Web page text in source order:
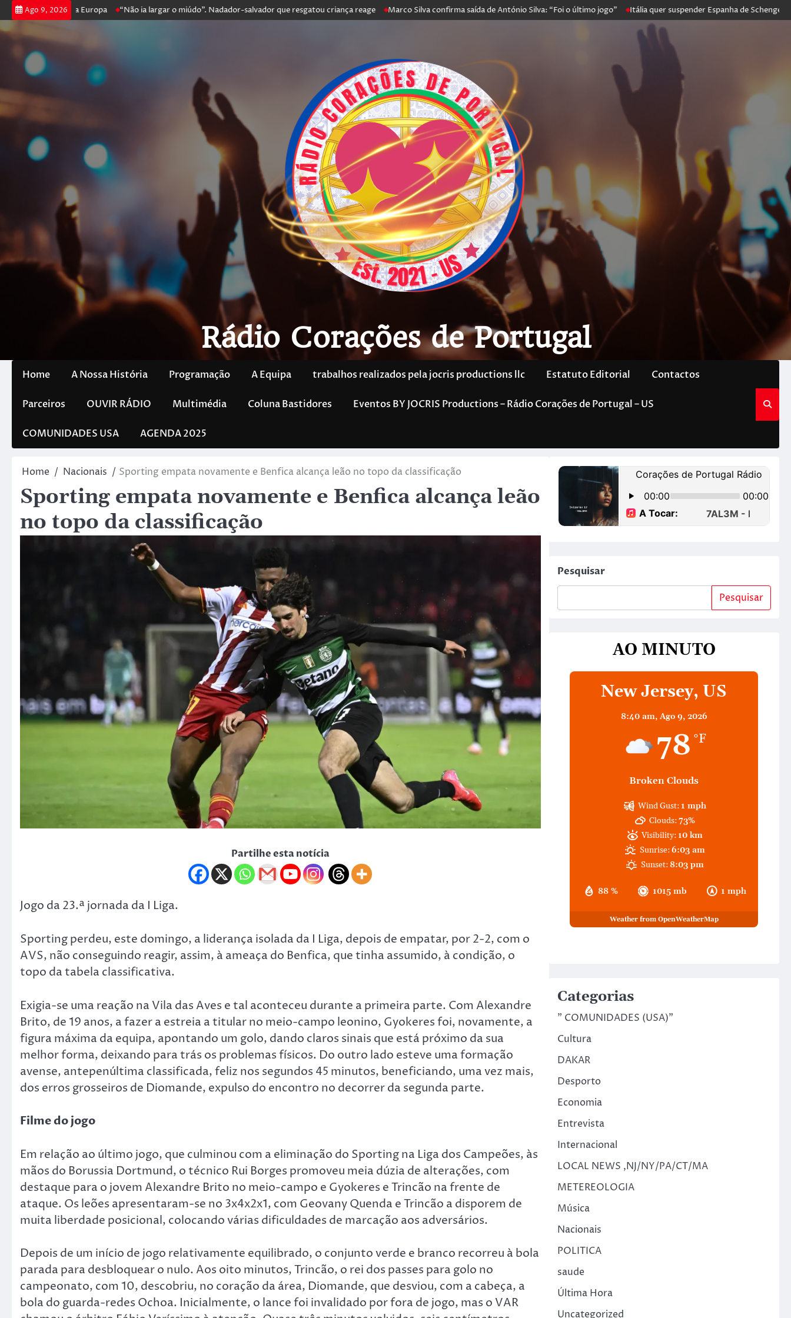
Ago 9, 2026
na Liga Europa “Não ia largar o miúdo”. Nadador-salvador que resgatou criança reage Marco Silva confirma saída de António Silva: “Foi o último jogo” Itália quer suspender Espanha de Schengen. Madrid
Rádio Corações de Portugal
Home A Nossa História Programação A Equipa trabalhos realizados pela jocris productions llc Estatuto Editorial Contactos
Parceiros OUVIR RÁDIO Multimédia Coluna Bastidores Eventos BY JOCRIS Productions – Rádio Corações de Portugal – US
COMUNIDADES USA AGENDA 2025
Home Nacionais Sporting empata novamente e Benfica alcança leão no topo da classificação
Sporting empata novamente e Benfica alcança leão
no topo da classificação
Partilhe esta notícia
Jogo da 23.ª jornada da I Liga.
Sporting perdeu, este domingo, a liderança isolada da I Liga, depois de empatar, por 2-2, com o
AVS, não conseguindo reagir, assim, à ameaça do Benfica, que tinha assumido, à condição, o
topo da tabela classificativa.
Exigia-se uma reação na Vila das Aves e tal aconteceu durante a primeira parte. Com Alexandre
Brito, de 19 anos, a fazer a estreia a titular no meio-campo leonino, Gyokeres foi, novamente, a
figura máxima da equipa, apontando um golo, dando claros sinais que está próximo da sua
melhor forma, deixando para trás os problemas físicos. Do outro lado esteve uma formação
avense, antepenúltima classificada, feliz nos segundos 45 minutos, beneficiando, uma vez mais,
dos erros grosseiros de Diomande, expulso do encontro no decorrer da segunda parte.
Filme do jogo
Em relação ao último jogo, que culminou com a eliminação do Sporting na Liga dos Campeões, às
mãos do Borussia Dortmund, o técnico Rui Borges promoveu meia dúzia de alterações, com
destaque para o jovem Alexandre Brito no meio-campo e Gyokeres e Trincão na frente de
ataque. Os leões apresentaram-se no 3x4x2x1, com Geovany Quenda e Trincão a disporem de
muita liberdade posicional, colocando várias dificuldades de marcação aos adversários.
Depois de um início de jogo relativamente equilibrado, o conjunto verde e branco recorreu à bola
parada para desbloquear o nulo. Aos oito minutos, Trincão, o rei dos passes para golo no
campeonato, com 10, descobriu, no coração da área, Diomande, que desviou, com a cabeça, a
bola do guarda-redes Ochoa. Inicialmente, o lance foi invalidado por fora de jogo, mas o VAR
Pesquisar
Pesquisar
AO MINUTO
New Jersey, US
8:40 am, Ago 9, 2026
78 °F
Broken Clouds
88 % 1015 mb 1 mph
Wind Gust: 1 mph
Clouds:73%
Visibility: 10 km
Sunrise:6:03 am
Sunset:8:03 pm
Weather from OpenWeatherMap
Categorias
" COMUNIDADES (USA)"
Cultura
DAKAR
Desporto
Economia
Entrevista
Internacional
LOCAL NEWS ,NJ/NY/PA/CT/MA
METEREOLOGIA
Música
Nacionais
POLITICA
saude
Última Hora
Uncategorized